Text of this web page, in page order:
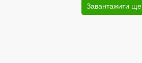
Завантажити ще